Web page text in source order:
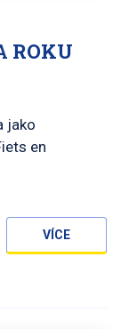
ROKU
jako
en
VÍCE